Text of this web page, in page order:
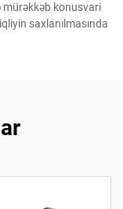
mürəkkəb konusvari
saxlanılmasında